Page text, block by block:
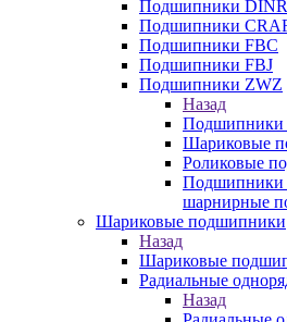
Подшипники
Подшипники
Подшипники FBC
Подшипники FBJ
Подшипники ZWZ
Назад
Подшипники
Шариковые
Роликовые
Подшипники
шарнирные
Шариковые подшипники
Назад
Шариковые
Радиальные
Назад